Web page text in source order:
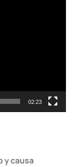
02:23
y causa